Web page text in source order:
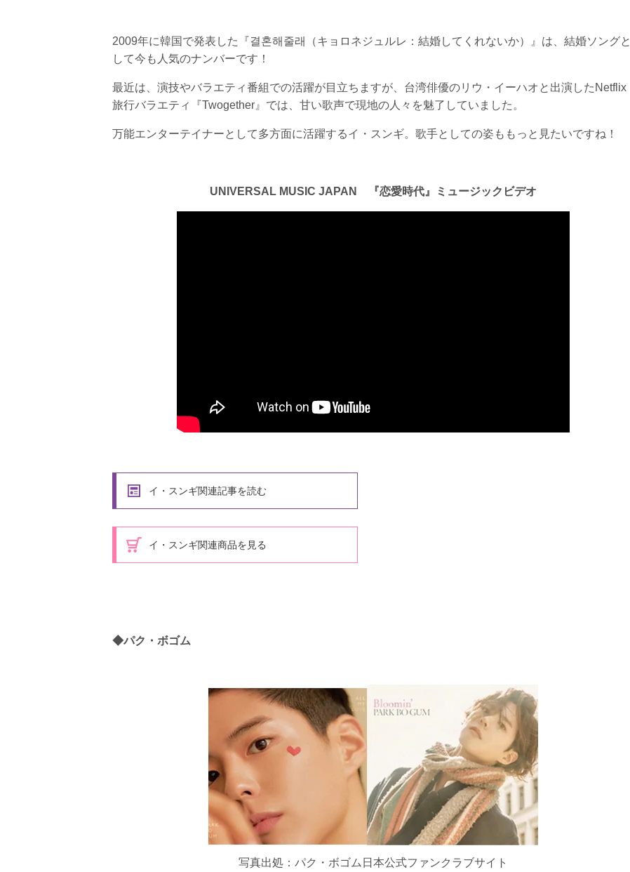
2009年に韓国で発表した『결혼해줄래（キョロネジュルレ：結婚してくれないか）』は、結婚ソングと
して今も人気のナンバーです！
最近は、演技やバラエティ番組での活躍が目立ちますが、台湾俳優のリウ・イーハオと出演したNetflix
旅行バラエティ『Twogether』では、甘い歌声で現地の人々を魅了していました。
万能エンターテイナーとして多方面に活躍するイ・スンギ。歌手としての姿ももっと見たいですね！
UNIVERSAL MUSIC JAPAN 『恋愛時代』ミュージックビデオ
イ・スンギ関連記事を読む
イ・スンギ関連商品を見る
◆パク・ボゴム
写真出処：パク・ボゴム日本公式ファンクラブサイト